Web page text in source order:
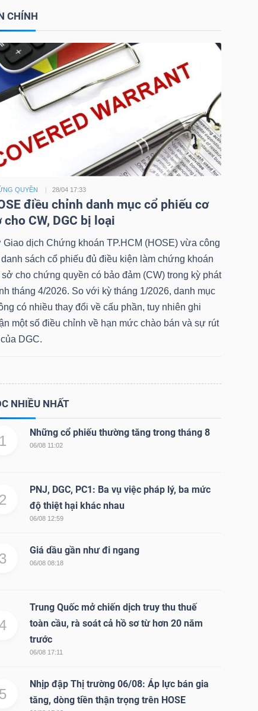
CHÍNH
QUYỀN 28/04 17:33
điều chỉnh danh mục cổ phiếu cơ
cho CW, DGC bị loại
Giao dịch Chứng khoán TP.HCM (HOSE) vừa công
danh sách cổ phiếu đủ điều kiện làm chứng khoán
cho chứng quyền có bảo đảm (CW) trong kỳ phát
tháng 4/2026. So với kỳ tháng 1/2026, danh mục
có nhiều thay đổi về cấu phần, tuy nhiên ghi
một số điều chỉnh về hạn mức chào bán và sự rút
của DGC.
NHIỀU NHẤT
1
Những cổ phiếu thường tăng trong tháng 8
06/08 11:02
2
PNJ, DGC, PC1: Ba vụ việc pháp lý, ba mức
độ thiệt hại khác nhau
06/08 12:59
3
Giá dầu gần như đi ngang
06/08 08:18
Trung Quốc mở chiến dịch truy thu thuế
toàn cầu, rà soát cả hồ sơ từ hơn 20 năm
trước
06/08 17:11
5
Nhịp đập Thị trường 06/08: Áp lực bán gia
tăng, dòng tiền thận trọng trên HOSE